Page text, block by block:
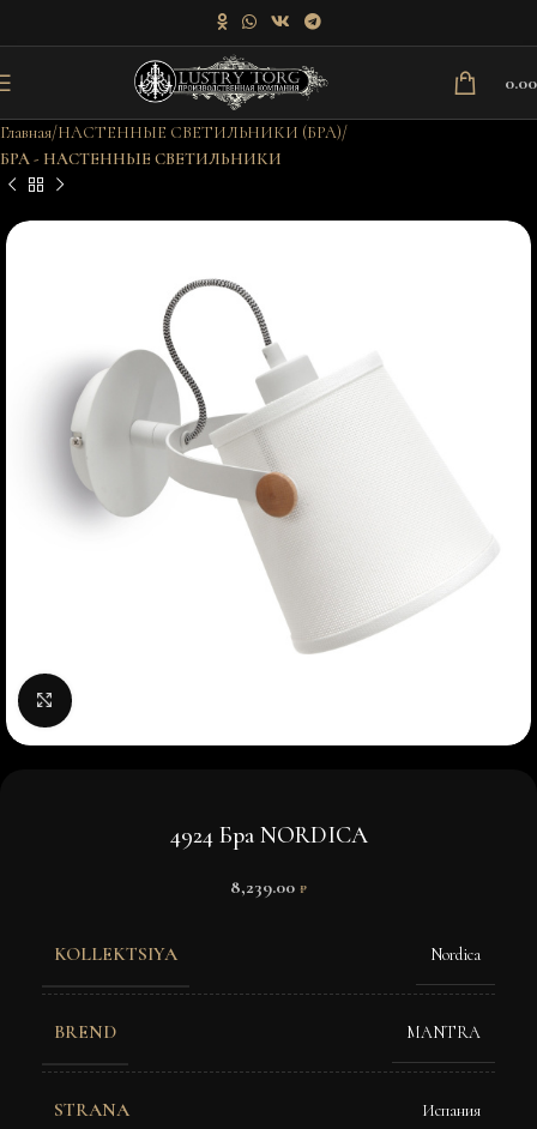
Главная НАСТЕННЫЕ СВЕТИЛЬНИКИ (БРА)
БРА - НАСТЕННЫЕ СВЕТИЛЬНИКИ
Нажмите, чтобы увеличить изображение
4924 Бра NORDICA
8,239.00 ₽
KOLLEKTSIYA Nordica
BREND MANTRA
STRANA Испания